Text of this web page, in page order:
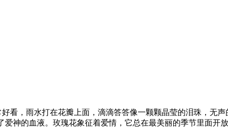
，雨水打在花瓣上面，滴滴答答像一颗颗晶莹的泪珠，无声
爱神的血液。玫瑰花象征着爱情，它总在最美丽的季节里面开